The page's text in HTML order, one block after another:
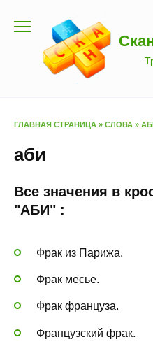
содержанию
ГЛАВНАЯ СТРАНИЦА » СЛОВА »
аби
Все значения в
"АБИ" :
Фрак из Парижа.
Фрак месье.
Фрак француза.
Французский фрак.